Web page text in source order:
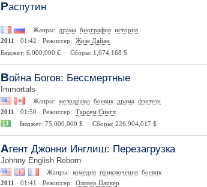
Распутин
Жанры: драма биография история
2011 · 01:42 · Режиссер: Жозе Дайан
Бюджет: 6,000,000 € · Сборы: 1,674,168 $
Война Богов: Бессмертные
Immortals
Жанры: мелодрама боевик драма фэнтези
2011 · 01:50 · Режиссер: Тарсем Сингх
Бюджет: 75,000,000 $ · Сборы: 226,904,017 $
Агент Джонни Инглиш: Перезагрузка
Johnny English Reborn
Жанры: комедия приключения боевик
2011 · 01:41 · Режиссер: Оливер Паркер